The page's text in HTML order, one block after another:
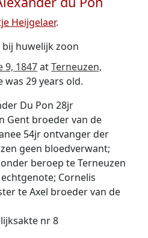
Heijgelaer.
huwelijk zoon
9, 1847atTerneuzen,
was 29 years old.
Du Pon 28jr
Gent broeder van de
54jr ontvanger der
geen bloedverwant;
beroep te Terneuzen
Cornelis
te Axel broeder van de
nr 8